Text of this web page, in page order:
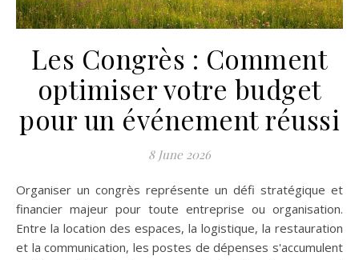
Les Congrès : Comment
optimiser votre budget
pour un événement réussi
8 June 2026
Organiser un congrès représente un défi stratégique et
financier majeur pour toute entreprise ou organisation.
Entre la location des espaces, la logistique, la restauration
et la communication, les postes de dépenses s'accumulent